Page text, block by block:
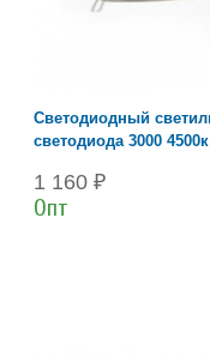
Светодиодный
светодиода 3000 4500к
1 160 ₽
Опт